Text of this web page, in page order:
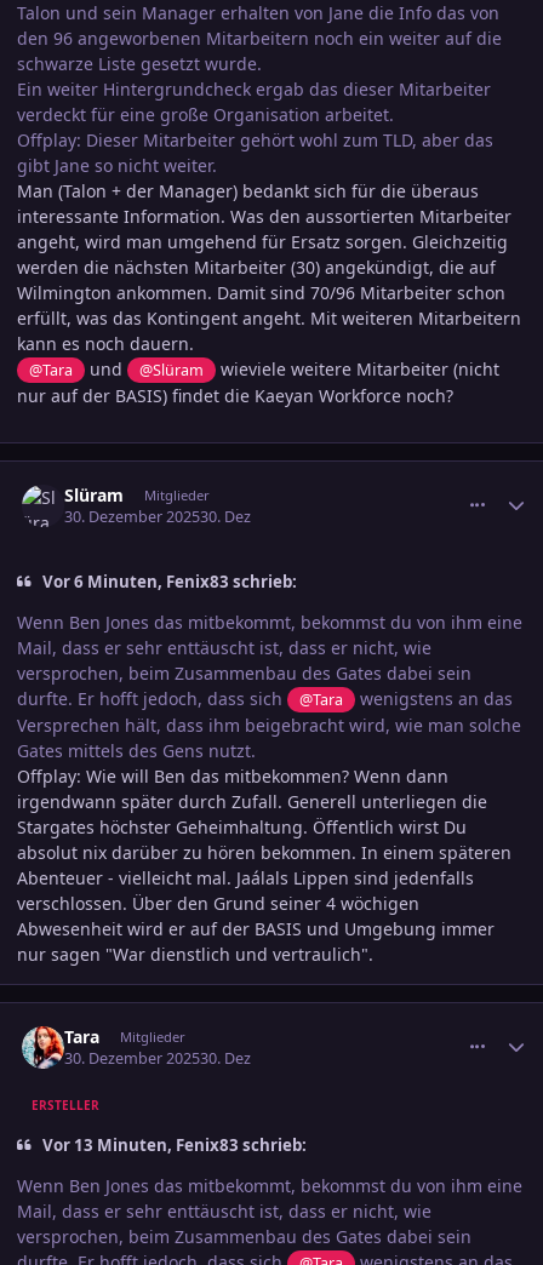
Talon und sein Manager erhalten von Jane die Info das von
den 96 angeworbenen Mitarbeitern noch ein weiter auf die
schwarze Liste gesetzt wurde.
Ein weiter Hintergrundcheck ergab das dieser Mitarbeiter
verdeckt für eine große Organisation arbeitet.
Offplay: Dieser Mitarbeiter gehört wohl zum TLD, aber das
gibt Jane so nicht weiter.
Man (Talon + der Manager) bedankt sich für die überaus
interessante Information. Was den aussortierten Mitarbeiter
angeht, wird man umgehend für Ersatz sorgen. Gleichzeitig
werden die nächsten Mitarbeiter (30) angekündigt, die auf
Wilmington ankommen. Damit sind 70/96 Mitarbeiter schon
erfüllt, was das Kontingent angeht. Mit weiteren Mitarbeitern
kann es noch dauern.
@Tara und @Slüram
wieviele weitere Mitarbeiter (nicht
nur auf der BASIS) findet die Kaeyan Workforce noch?
Slüram Mitglieder
30. Dezember 202530. Dez
Vor 6 Minuten, Fenix83 schrieb:
Wenn Ben Jones das mitbekommt, bekommst du von ihm eine
Mail, dass er sehr enttäuscht ist, dass er nicht, wie
versprochen, beim Zusammenbau des Gates dabei sein
durfte. Er hofft jedoch, dass sich
@Tara
wenigstens an das
Versprechen hält, dass ihm beigebracht wird, wie man solche
Gates mittels des Gens nutzt.
Offplay: Wie will Ben das mitbekommen? Wenn dann
irgendwann später durch Zufall. Generell unterliegen die
Stargates höchster Geheimhaltung. Öffentlich wirst Du
absolut nix darüber zu hören bekommen. In einem späteren
Abenteuer - vielleicht mal. Jaálals Lippen sind jedenfalls
verschlossen. Über den Grund seiner 4 wöchigen
Abwesenheit wird er auf der BASIS und Umgebung immer
nur sagen "War dienstlich und vertraulich".
Tara Mitglieder
30. Dezember 202530. Dez
ERSTELLER
Vor 13 Minuten, Fenix83 schrieb:
Wenn Ben Jones das mitbekommt, bekommst du von ihm eine
Mail, dass er sehr enttäuscht ist, dass er nicht, wie
versprochen, beim Zusammenbau des Gates dabei sein